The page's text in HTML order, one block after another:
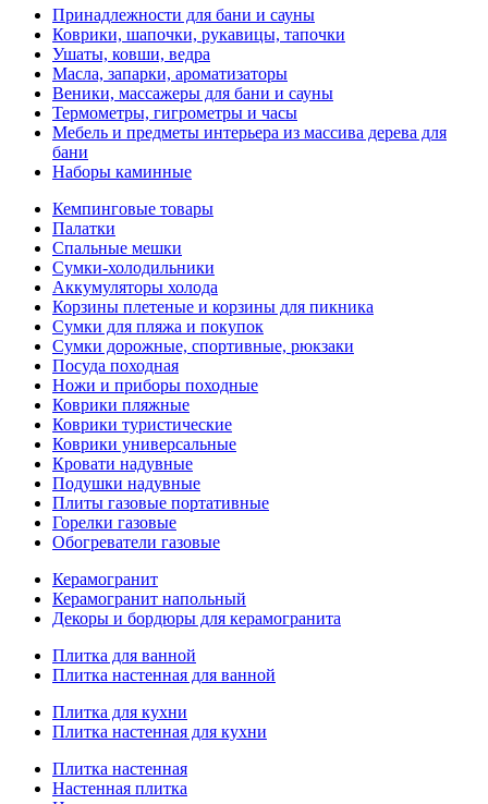
Принадлежности для бани и сауны
Коврики, шапочки, рукавицы, тапочки
Ушаты, ковши, ведра
Масла, запарки, ароматизаторы
Веники, массажеры для бани и сауны
Термометры, гигрометры и часы
Мебель и предметы интерьера из массива дерева для
бани
Наборы каминные
Кемпинговые товары
Палатки
Спальные мешки
Сумки-холодильники
Аккумуляторы холода
Корзины плетеные и корзины для пикника
Сумки для пляжа и покупок
Сумки дорожные, спортивные, рюкзаки
Посуда походная
Ножи и приборы походные
Коврики пляжные
Коврики туристические
Коврики универсальные
Кровати надувные
Подушки надувные
Плиты газовые портативные
Горелки газовые
Обогреватели газовые
Керамогранит
Керамогранит напольный
Декоры и бордюры для керамогранита
Плитка для ванной
Плитка настенная для ванной
Плитка для кухни
Плитка настенная для кухни
Плитка настенная
Настенная плитка